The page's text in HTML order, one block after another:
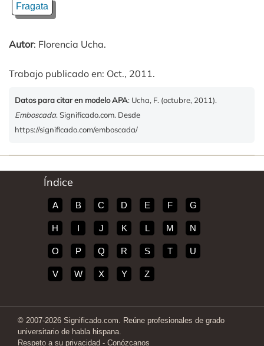
Fragata
Autor: Florencia Ucha.
Trabajo publicado en: Oct., 2011.
Datos para citar en modelo APA: Ucha, F. (octubre, 2011).
Emboscada. Significado.com. Desde
https://significado.com/emboscada/
Índice
A B C D E F G
H I J K L M N
O P Q R S T U
V W X Y Z
© 2007-2026 Significado.com. Reúne profesionales de grado
universitario de habla hispana.
Respeto a su privacidad - Conózcanos